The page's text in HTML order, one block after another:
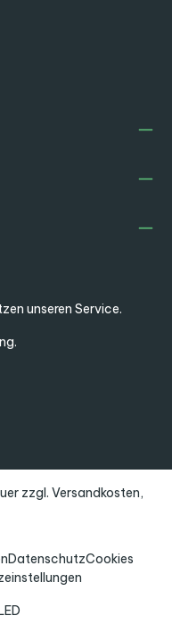
unseren Service.
zzgl. Versandkosten,
DatenschutzCookies